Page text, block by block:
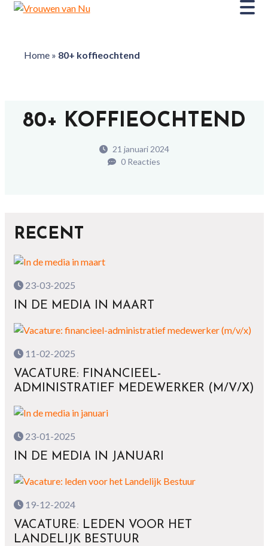
Home» 80+ koffieochtend
80+ KOFFIEOCHTEND
21 januari 2024
0 Reacties
RECENT
23-03-2025
IN DE MEDIA IN MAART
11-02-2025
VACATURE: FINANCIEEL-
ADMINISTRATIEF MEDEWERKER (M/V/X)
23-01-2025
IN DE MEDIA IN JANUARI
19-12-2024
VACATURE: LEDEN VOOR HET
LANDELIJK BESTUUR